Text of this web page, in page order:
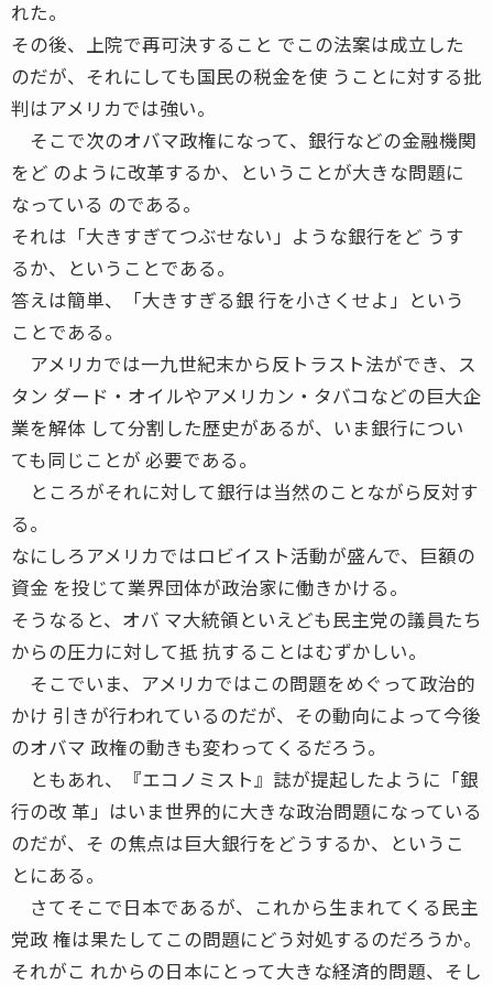
れた。
その後、上院で再可決すること でこの法案は成立した
のだが、それにしても国民の税金を使 うことに対する批
判はアメリカでは強い。
そこで次のオバマ政権になって、銀行などの金融機関
をど のように改革するか、ということが大きな問題に
なっている のである。
それは「大きすぎてつぶせない」ような銀行をど うす
るか、ということである。
答えは簡単、「大きすぎる銀 行を小さくせよ」という
ことである。
アメリカでは一九世紀末から反トラスト法ができ、ス
タン ダード・オイルやアメリカン・タバコなどの巨大企
業を解体 して分割した歴史があるが、いま銀行につい
ても同じことが 必要である。
ところがそれに対して銀行は当然のことながら反対す
る。
なにしろアメリカではロビイスト活動が盛んで、巨額の
資金 を投じて業界団体が政治家に働きかける。
そうなると、オバ マ大統領といえども民主党の議員たち
からの圧力に対して抵 抗することはむずかしい。
そこでいま、アメリカではこの問題をめぐって政治的
かけ 引きが行われているのだが、その動向によって今後
のオバマ 政権の動きも変わってくるだろう。
ともあれ、『エコノミスト』誌が提起したように「銀
行の改 革」はいま世界的に大きな政治問題になっている
のだが、そ の焦点は巨大銀行をどうするか、というこ
とにある。
さてそこで日本であるが、これから生まれてくる民主
党政 権は果たしてこの問題にどう対処するのだろうか。
それがこ れからの日本にとって大きな経済的問題、そし